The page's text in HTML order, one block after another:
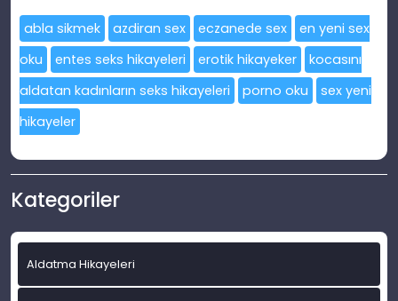
abla sikmek azdiran sex eczanede sex
en yeni sex
oku
entes seks hikayeleri erotik hikayeker
kocasını
aldatan kadınların seks hikayeleri
porno oku
sex yeni
hikayeler
Kategoriler
Aldatma Hikayeleri